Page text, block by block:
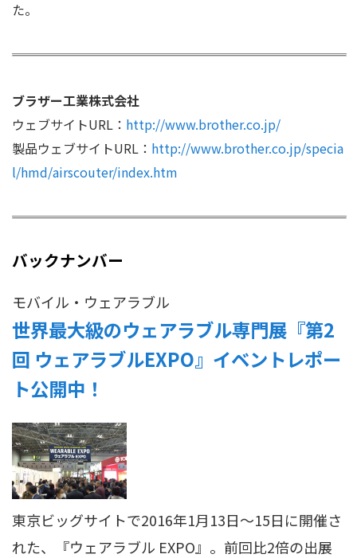
た。
ブラザー工業株式会社
ウェブサイトURL： http://www.brother.co.jp/
製品ウェブサイトURL： http://www.brother.co.jp/specia
l/hmd/airscouter/index.htm
バックナンバー
モバイル・ウェアラブル
世界最大級のウェアラブル専門展『第2
回 ウェアラブルEXPO』イベントレポー
ト公開中！
東京ビッグサイトで2016年1月13日～15日に開催さ
れた、『ウェアラブル EXPO』。前回比2倍の出展